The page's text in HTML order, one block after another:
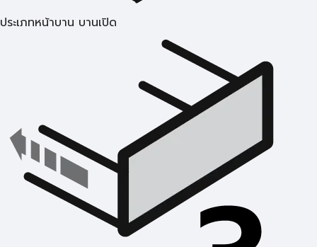
ประเภทหน้าบาน บานเปิด